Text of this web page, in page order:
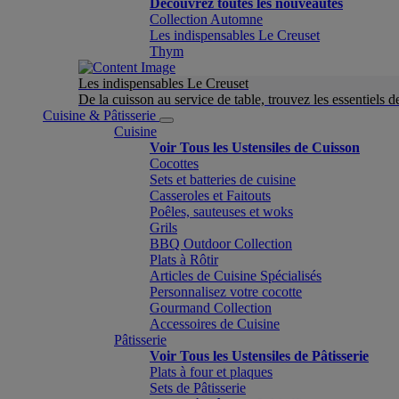
Découvrez toutes les nouveautés
Collection Automne
Les indispensables Le Creuset
Thym
Les indispensables Le Creuset
De la cuisson au service de table, trouvez les essentiels
Cuisine & Pâtisserie
Cuisine
Voir Tous les Ustensiles de Cuisson
Cocottes
Sets et batteries de cuisine
Casseroles et Faitouts
Poêles, sauteuses et woks
Grils
BBQ Outdoor Collection
Plats à Rôtir
Articles de Cuisine Spécialisés
Personnalisez votre cocotte
Gourmand Collection
Accessoires de Cuisine
Pâtisserie
Voir Tous les Ustensiles de Pâtisserie
Plats à four et plaques
Sets de Pâtisserie